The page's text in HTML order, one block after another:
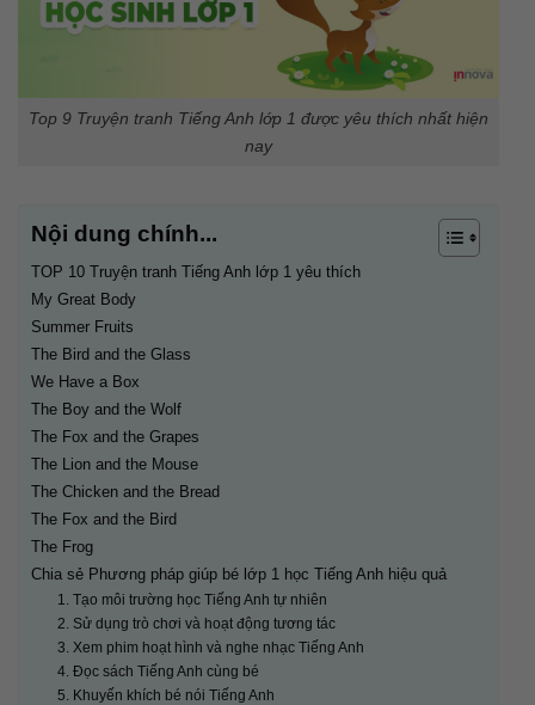
Top 9 Truyện tranh Tiếng Anh lớp 1 được yêu thích nhất hiện
nay
Nội dung chính...
TOP 10 Truyện tranh Tiếng Anh lớp 1 yêu thích
My Great Body
Summer Fruits
The Bird and the Glass
We Have a Box
The Boy and the Wolf
The Fox and the Grapes
The Lion and the Mouse
The Chicken and the Bread
The Fox and the Bird
The Frog
Chia sẻ Phương pháp giúp bé lớp 1 học Tiếng Anh hiệu quả
1. Tạo môi trường học Tiếng Anh tự nhiên
2. Sử dụng trò chơi và hoạt động tương tác
3. Xem phim hoạt hình và nghe nhạc Tiếng Anh
4. Đọc sách Tiếng Anh cùng bé
5. Khuyến khích bé nói Tiếng Anh